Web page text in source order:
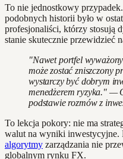
To nie jednostkowy przypadek.
podobnych historii było w
profesjonaliści, którzy stosują
stanie skutecznie przewidzieć
"Nawet portfel
może zostać zniszczony
wystarczy być dobrym
menedżerem ryzyka." —
podstawie rozmów z
To lekcja pokory: nie ma
walut na wyniki inwestycyjne.
algorytmy zarządzania nie
globalnym rynku FX.